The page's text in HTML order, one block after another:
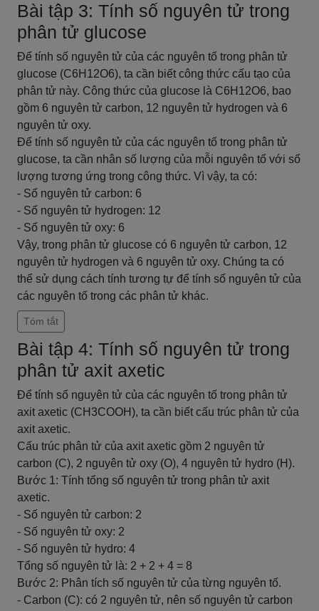
Bài tập 3: Tính số nguyên tử trong
phân tử glucose
Để tính số nguyên tử của các nguyên tố trong phân tử
glucose (C6H12O6), ta cần biết công thức cấu tạo của
phân tử này. Công thức của glucose là C6H12O6, bao
gồm 6 nguyên tử carbon, 12 nguyên tử hydrogen và 6
nguyên tử oxy.
Để tính số nguyên tử của các nguyên tố trong phân tử
glucose, ta cần nhân số lượng của mỗi nguyên tố với số
lượng tương ứng trong công thức. Vì vậy, ta có:
- Số nguyên tử carbon: 6
- Số nguyên tử hydrogen: 12
- Số nguyên tử oxy: 6
Vậy, trong phân tử glucose có 6 nguyên tử carbon, 12
nguyên tử hydrogen và 6 nguyên tử oxy. Chúng ta có
thể sử dụng cách tính tương tự để tính số nguyên tử của
các nguyên tố trong các phân tử khác.
Tóm tắt
Bài tập 4: Tính số nguyên tử trong
phân tử axit axetic
Để tính số nguyên tử của các nguyên tố trong phân tử
axit axetic (CH3COOH), ta cần biết cấu trúc phân tử của
axit axetic.
Cấu trúc phân tử của axit axetic gồm 2 nguyên tử
carbon (C), 2 nguyên tử oxy (O), 4 nguyên tử hydro (H).
Bước 1: Tính tổng số nguyên tử trong phân tử axit
axetic.
- Số nguyên tử carbon: 2
- Số nguyên tử oxy: 2
- Số nguyên tử hydro: 4
Tổng số nguyên tử là: 2 + 2 + 4 = 8
Bước 2: Phân tích số nguyên tử của từng nguyên tố.
- Carbon (C): có 2 nguyên tử, nên số nguyên tử carbon